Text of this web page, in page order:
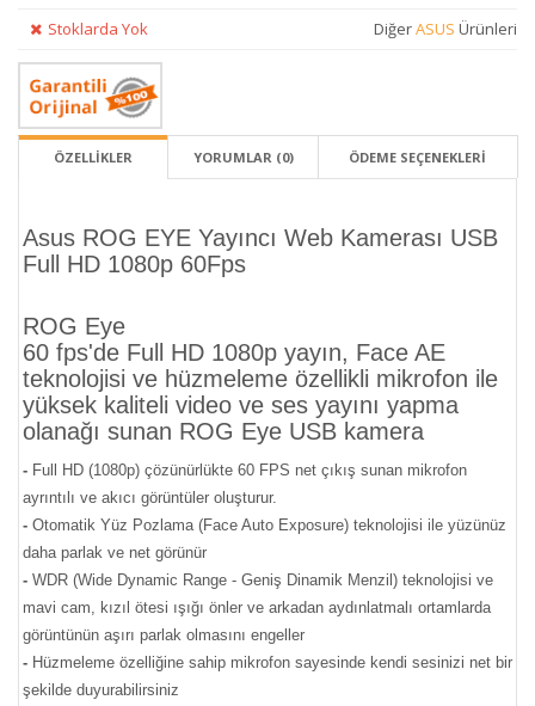
Stoklarda Yok DiğerASUS Ürünleri
ÖZELLİKLER YORUMLAR (0) ÖDEME SEÇENEKLERI
Asus ROG EYE Yayıncı Web Kamerası USB
Full HD 1080p 60Fps
ROG Eye
60 fps'de Full HD 1080p yayın, Face AE
teknolojisi ve hüzmeleme özellikli mikrofon ile
yüksek kaliteli video ve ses yayını yapma
olanağı sunan ROG Eye USB kamera
- Full HD (1080p) çözünürlükte 60 FPS net çıkış sunan mikrofon
ayrıntılı ve akıcı görüntüler oluşturur.
- Otomatik Yüz Pozlama (Face Auto Exposure) teknolojisi ile yüzünüz
daha parlak ve net görünür
- WDR (Wide Dynamic Range - Geniş Dinamik Menzil) teknolojisi ve
mavi cam, kızıl ötesi ışığı önler ve arkadan aydınlatmalı ortamlarda
görüntünün aşırı parlak olmasını engeller
- Hüzmeleme özelliğine sahip mikrofon sayesinde kendi sesinizi net bir
şekilde duyurabilirsiniz